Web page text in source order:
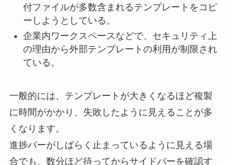
付ファイルが多数含まれるテンプレートをコピ
ーしようとしている。
企業内ワークスペースなどで、セキュリティ上
の理由から外部テンプレートの利用が制限され
ている。
一般的には、テンプレートが大きくなるほど複製
に時間がかかり、失敗したように見えることが多
くなります。
進捗バーがしばらく止まっているように見える場
合でも、数分ほど待ってからサイドバーを確認す